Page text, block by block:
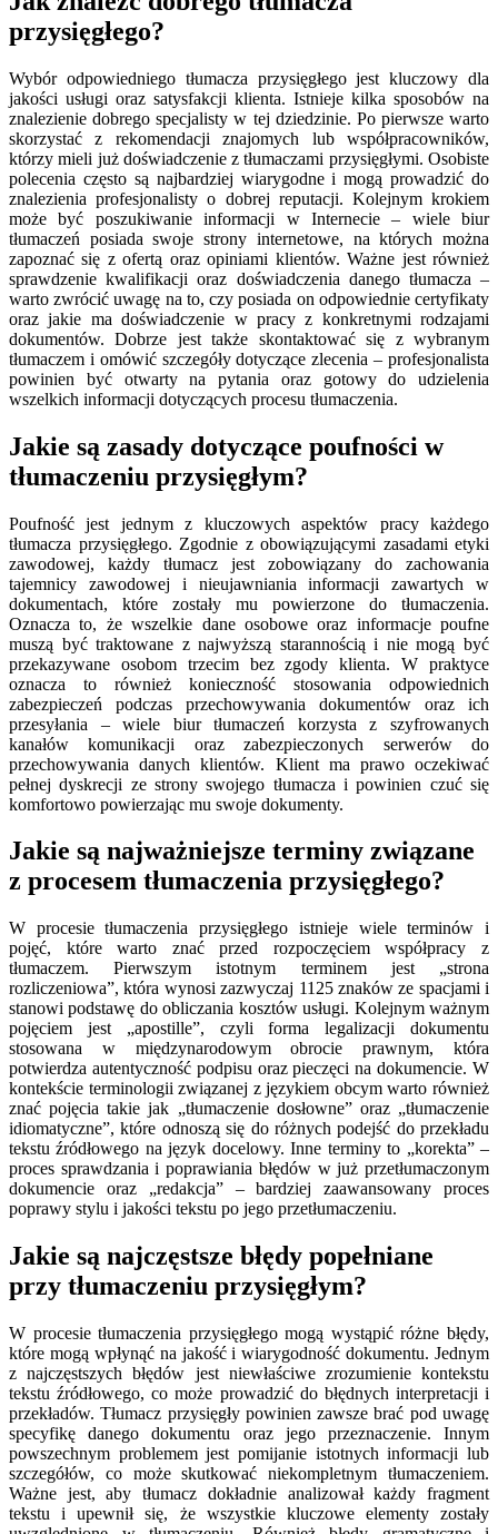
przysięgłego?
Wybór odpowiedniego tłumacza przysięgłego jest kluczowy dla
jakości usługi oraz satysfakcji klienta. Istnieje kilka sposobów na
znalezienie dobrego specjalisty w tej dziedzinie. Po pierwsze warto
skorzystać z rekomendacji znajomych lub współpracowników,
którzy mieli już doświadczenie z tłumaczami przysięgłymi. Osobiste
polecenia często są najbardziej wiarygodne i mogą prowadzić do
znalezienia profesjonalisty o dobrej reputacji. Kolejnym krokiem
może być poszukiwanie informacji w Internecie – wiele biur
tłumaczeń posiada swoje strony internetowe, na których można
zapoznać się z ofertą oraz opiniami klientów. Ważne jest również
sprawdzenie kwalifikacji oraz doświadczenia danego tłumacza –
warto zwrócić uwagę na to, czy posiada on odpowiednie certyfikaty
oraz jakie ma doświadczenie w pracy z konkretnymi rodzajami
dokumentów. Dobrze jest także skontaktować się z wybranym
tłumaczem i omówić szczegóły dotyczące zlecenia – profesjonalista
powinien być otwarty na pytania oraz gotowy do udzielenia
wszelkich informacji dotyczących procesu tłumaczenia.
Jakie są zasady dotyczące poufności w
tłumaczeniu przysięgłym?
Poufność jest jednym z kluczowych aspektów pracy każdego
tłumacza przysięgłego. Zgodnie z obowiązującymi zasadami etyki
zawodowej, każdy tłumacz jest zobowiązany do zachowania
tajemnicy zawodowej i nieujawniania informacji zawartych w
dokumentach, które zostały mu powierzone do tłumaczenia.
Oznacza to, że wszelkie dane osobowe oraz informacje poufne
muszą być traktowane z najwyższą starannością i nie mogą być
przekazywane osobom trzecim bez zgody klienta. W praktyce
oznacza to również konieczność stosowania odpowiednich
zabezpieczeń podczas przechowywania dokumentów oraz ich
przesyłania – wiele biur tłumaczeń korzysta z szyfrowanych
kanałów komunikacji oraz zabezpieczonych serwerów do
przechowywania danych klientów. Klient ma prawo oczekiwać
pełnej dyskrecji ze strony swojego tłumacza i powinien czuć się
komfortowo powierzając mu swoje dokumenty.
Jakie są najważniejsze terminy związane
z procesem tłumaczenia przysięgłego?
W procesie tłumaczenia przysięgłego istnieje wiele terminów i
pojęć, które warto znać przed rozpoczęciem współpracy z
tłumaczem. Pierwszym istotnym terminem jest „strona
rozliczeniowa”, która wynosi zazwyczaj 1125 znaków ze spacjami i
stanowi podstawę do obliczania kosztów usługi. Kolejnym ważnym
pojęciem jest „apostille”, czyli forma legalizacji dokumentu
stosowana w międzynarodowym obrocie prawnym, która
potwierdza autentyczność podpisu oraz pieczęci na dokumencie. W
kontekście terminologii związanej z językiem obcym warto również
znać pojęcia takie jak „tłumaczenie dosłowne” oraz „tłumaczenie
idiomatyczne”, które odnoszą się do różnych podejść do przekładu
tekstu źródłowego na język docelowy. Inne terminy to „korekta” –
proces sprawdzania i poprawiania błędów w już przetłumaczonym
dokumencie oraz „redakcja” – bardziej zaawansowany proces
poprawy stylu i jakości tekstu po jego przetłumaczeniu.
Jakie są najczęstsze błędy popełniane
przy tłumaczeniu przysięgłym?
W procesie tłumaczenia przysięgłego mogą wystąpić różne błędy,
które mogą wpłynąć na jakość i wiarygodność dokumentu. Jednym
z najczęstszych błędów jest niewłaściwe zrozumienie kontekstu
tekstu źródłowego, co może prowadzić do błędnych interpretacji i
przekładów. Tłumacz przysięgły powinien zawsze brać pod uwagę
specyfikę danego dokumentu oraz jego przeznaczenie. Innym
powszechnym problemem jest pomijanie istotnych informacji lub
szczegółów, co może skutkować niekompletnym tłumaczeniem.
Ważne jest, aby tłumacz dokładnie analizował każdy fragment
tekstu i upewnił się, że wszystkie kluczowe elementy zostały